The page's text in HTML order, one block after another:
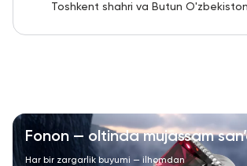
Toshkent shahri va Butun
Fonon — oltinda mujassam
Har bir zargarlik buyumi — ilhomdan